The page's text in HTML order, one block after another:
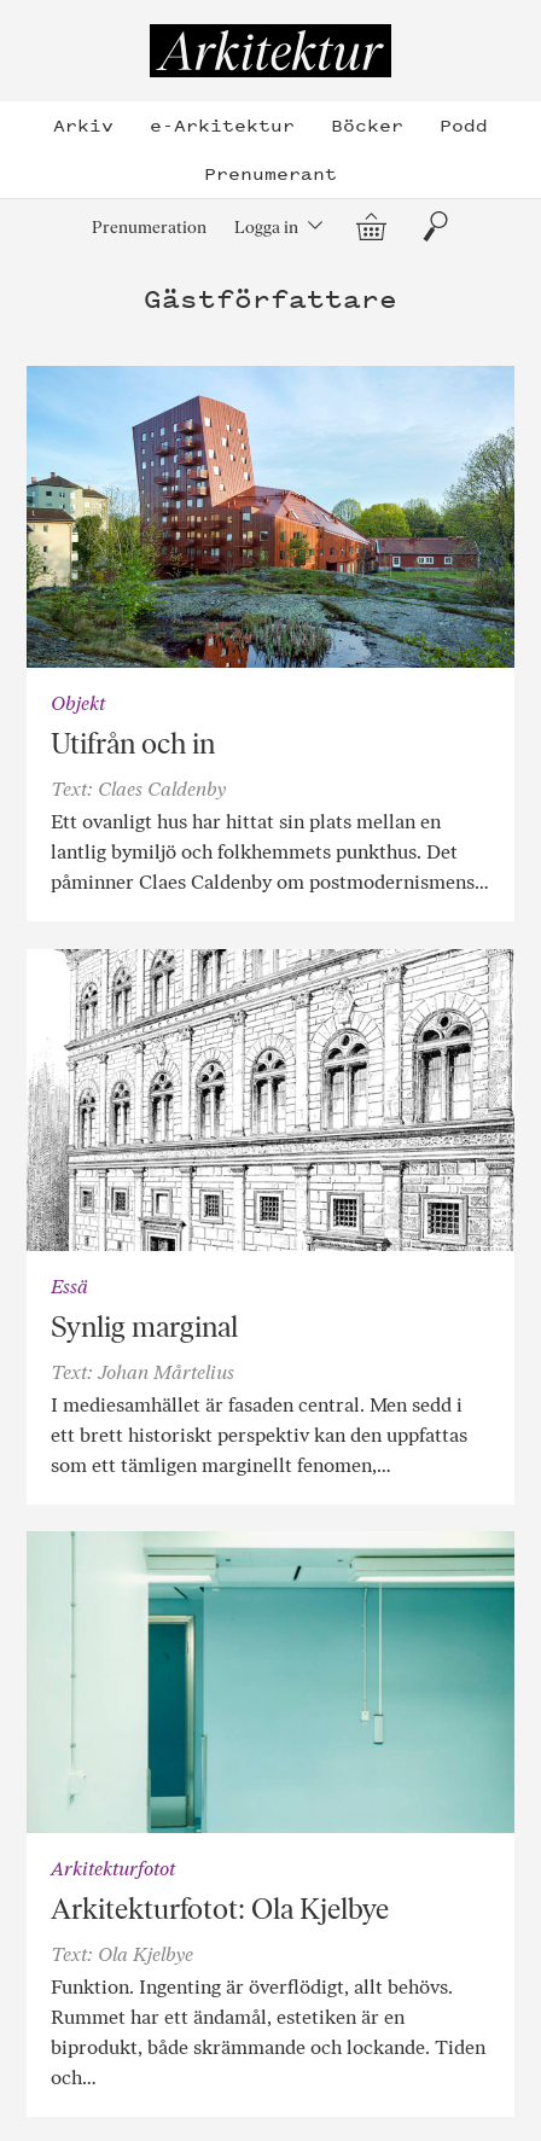
Arkiv e-Arkitektur Böcker
Podd
Prenumerant
Prenumeration Logga in Varukorg
Sök
Gästförfattare
Objekt
Utifrån och in
Text: Claes Caldenby
Ett ovanligt hus har hittat sin plats mellan en
lantlig bymiljö och folkhemmets punkthus. Det
påminner Claes Caldenby om postmodernismens…
Essä
Synlig marginal
Text: Johan Mårtelius
I mediesamhället är fasaden central. Men sedd i
ett brett historiskt perspektiv kan den uppfattas
som ett tämligen marginellt fenomen,…
Arkitekturfotot
Arkitekturfotot: Ola Kjelbye
Text: Ola Kjelbye
Funktion. Ingenting är överflödigt, allt behövs.
Rummet har ett ändamål, estetiken är en
biprodukt, både skrämmande och lockande. Tiden
och…